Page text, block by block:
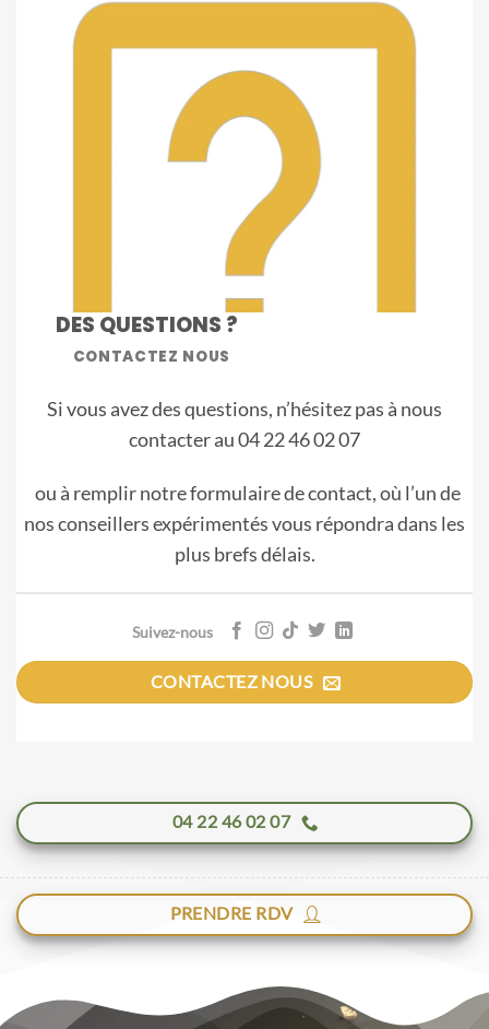
DES QUESTIONS ?
CONTACTEZ NOUS
Si vous avez des questions, n’hésitez pas à nous
contacterau 04 22 46 02 07
ou à remplir notre formulaire de contact, où l’un de
nos conseillers expérimentés vous répondra dans les
plus brefs délais.
Suivez-nous
CONTACTEZ NOUS
04 22 46 02 07
PRENDRE RDV